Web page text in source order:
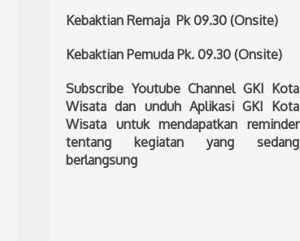
Kebaktian Remaja Pk 09.30 (Onsite)
Kebaktian Pemuda Pk. 09.30 (Onsite)
Subscribe Youtube Channel GKI Kota
Wisata dan unduh Aplikasi GKI Kota
Wisata untuk mendapatkan reminder
tentang kegiatan yang sedang
berlangsung